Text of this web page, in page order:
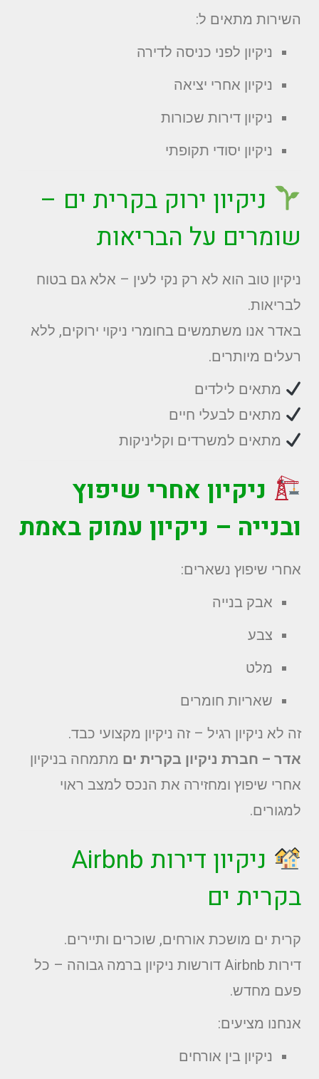
השירות מתאים ל:
ניקיון לפני כניסה לדירה
ניקיון אחרי יציאה
ניקיון דירות שכורות
ניקיון יסודי תקופתי
ניקיון ירוק בקרית ים –
שומרים על הבריאות
ניקיון טוב הוא לא רק נקי לעין – אלא גם בטוח
לבריאות.
באדר אנו משתמשים בחומרי ניקוי ירוקים, ללא
רעלים מיותרים.
מתאים לילדים
מתאים לבעלי חיים
מתאים למשרדים וקליניקות
ניקיון אחרי שיפוץ
ובנייה – ניקיון עמוק באמת
אחרי שיפוץ נשארים:
אבק בנייה
צבע
מלט
שאריות חומרים
זה לא ניקיון רגיל – זה ניקיון מקצועי כבד.
אדר – חברת ניקיון בקרית ים מתמחה בניקיון
אחרי שיפוץ ומחזירה את הנכס למצב ראוי
למגורים.
ניקיון דירות Airbnb
בקרית ים
קרית ים מושכת אורחים, שוכרים ותיירים.
דירות Airbnb דורשות ניקיון ברמה גבוהה – כל
פעם מחדש.
אנחנו מציעים:
ניקיון בין אורחים